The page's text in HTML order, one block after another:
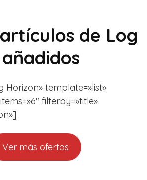
de Log
Horizon» template=»list»
filterby=»title»
Ver más ofertas